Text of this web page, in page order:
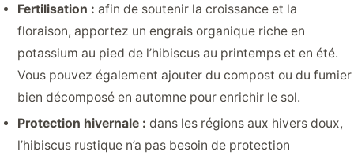
Fertilisation : afin de soutenir la croissance et la
floraison, apportez un engrais organique riche en
potassium au pied de l’hibiscus au printemps et en été.
Vous pouvez également ajouter du compost ou du fumier
bien décomposé en automne pour enrichir le sol.
Protection hivernale : dans les régions aux hivers doux,
l’hibiscus rustique n’a pas besoin de protection